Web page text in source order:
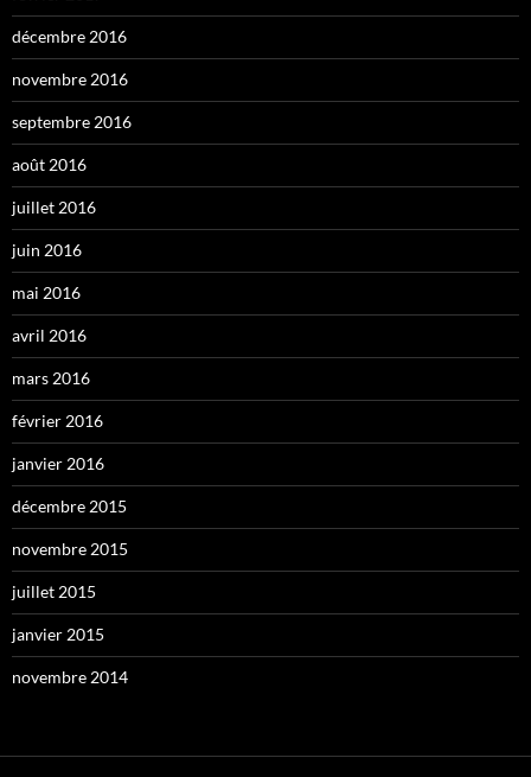
décembre 2016
novembre 2016
septembre 2016
août 2016
juillet 2016
juin 2016
mai 2016
avril 2016
mars 2016
février 2016
janvier 2016
décembre 2015
novembre 2015
juillet 2015
janvier 2015
novembre 2014